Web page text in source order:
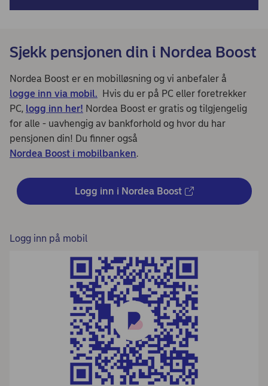
Sjekk pensjonen din i Nordea Boost
Nordea Boost er en mobilløsning og vi anbefaler å
logge inn via mobil. Hvis du er på PC eller foretrekker
PC, logg inn her! Nordea Boost er gratis og tilgjengelig
for alle - uavhengig av bankforhold og hvor du har
pensjonen din! Du finner også
Nordea Boost i mobilbanken.
Logg inn i Nordea Boost
Logg inn på mobil